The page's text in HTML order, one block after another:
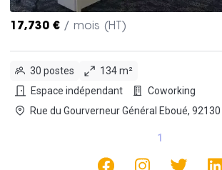
17,730 € / mois (HT)
30 postes
134 m²
Espace indépendant
Coworking
Rue du Gourverneur Général Eboué, 92130 Issy Les
1